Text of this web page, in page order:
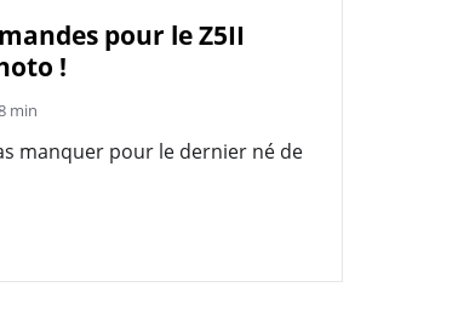
pour le Z5II
!
min
manquer pour le dernier né de